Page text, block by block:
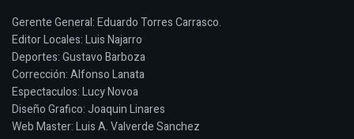
Gerente General: Eduardo Torres Carrasco.
Editor Locales: Luis Najarro
Deportes: Gustavo Barboza
Corrección: Alfonso Lanata
Espectaculos: Lucy Novoa
Diseño Grafico: Joaquin Linares
Web Master: Luis A. Valverde Sanchez